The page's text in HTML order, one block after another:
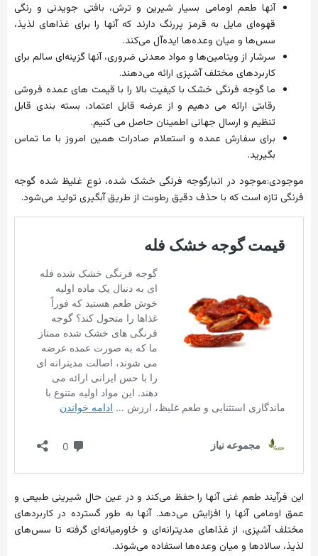
آنها طعم اومامی بسیار شیرین و ترش، بافتی جویدنی و رنگی
قهوه‌ای مایل به قرمز پررنگ دارند که آنها را برای غذاهای لذیذ،
سس‌ها و میان وعده‌ها ایده‌آل می‌کند.
سرشار از ویتامین‌ها و مواد معدنی ضروری، آنها گزینه‌ای سالم برای
کاربردهای مختلفآشپزی ارائه می‌دهند.
ما گوجه فرنگی خشک با کیفیت بالا را با قیمت های عمده فروشی
رقابتی ارائه می دهیم و از عرضه قابل اعتماد، بسته بندی قابل
تنظیم و ارسال جهانی اطمینان حاصل میکنیم.
برای سفارش عمده و استعلام صادرات همین امروز با ما تماس
بگیرید.
موجودی:موجود در انبارگوجه فرنگی خشک شده، نوع غلیظ شده گوجه
فرنگی تازه استکه با حذف دقیق رطوبت از طریقآبگیری تولید می‌شود.
این فرآیند طعم غنی آنها را حفظ می‌کند و در عین حال شیرینی طبیعی و
عمق اومامی آنها را افزایش می‌دهد.آنها به طور گسترده در کاربردهای
مختلف آشپزی، از غذاهای مدیترانه‌ای و خاورمیانه‌ای گرفته تا سس‌های
لذیذ، سالادها و میان وعده‌ها استفاده می‌شوند.